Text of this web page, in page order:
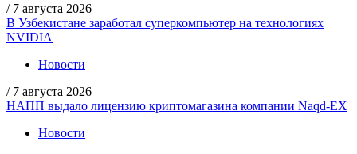
/ 7 августа 2026
В Узбекистане заработал суперкомпьютер на технологиях
NVIDIA
Новости
/ 7 августа 2026
НАПП выдало лицензию криптомагазина компании Naqd-EX
Новости